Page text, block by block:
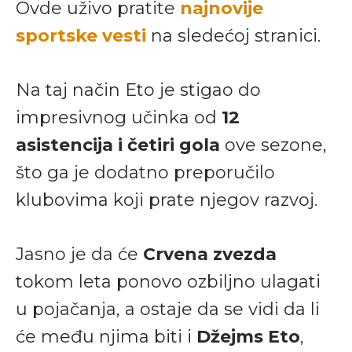
Ovde uživo pratite najnovije
sportske vesti na sledećoj stranici.
Na taj način Eto je stigao do
impresivnog učinka od 12
asistencija i četiri gola ove sezone,
što ga je dodatno preporučilo
klubovima koji prate njegov razvoj.
Jasno je da će Crvena zvezda
tokom leta ponovo ozbiljno ulagati
u pojačanja, a ostaje da se vidi da li
će među njima biti i Džejms Eto,